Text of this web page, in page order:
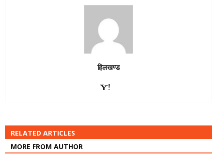
हिलखण्ड
RELATED ARTICLES
MORE FROM AUTHOR